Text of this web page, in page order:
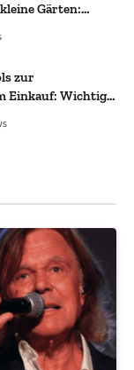
Gärten:
m² wirklich
zur
Einkauf: Wichtige
achten sollten